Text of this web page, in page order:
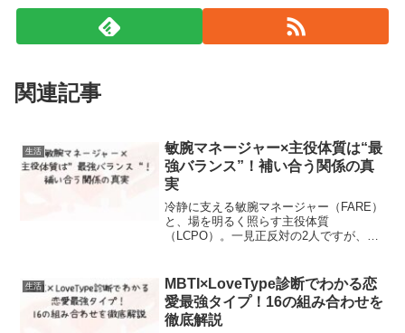
関連記事
生活
敏腕マネージャー×主役体質は“最
強バランス”！補い合う関係の真
実
冷静に支える敏腕マネージャー（FARE）
と、場を明るく照らす主役体質
（LCPO）。一見正反対の2人ですが、実
もう片方が感情と活力をもたらすこと
で、驚くほど自然なバランス...
生活
MBTI×LoveType診断でわかる恋
愛最強タイプ！16の組み合わせを
徹底解説